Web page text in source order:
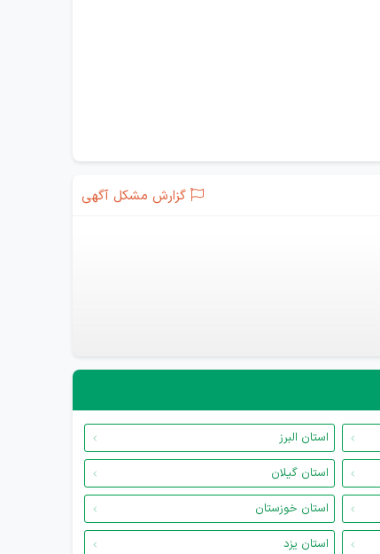
گزارش مشکل آگهی
استان البرز
استان گیلان
استان خوزستان
استان یزد